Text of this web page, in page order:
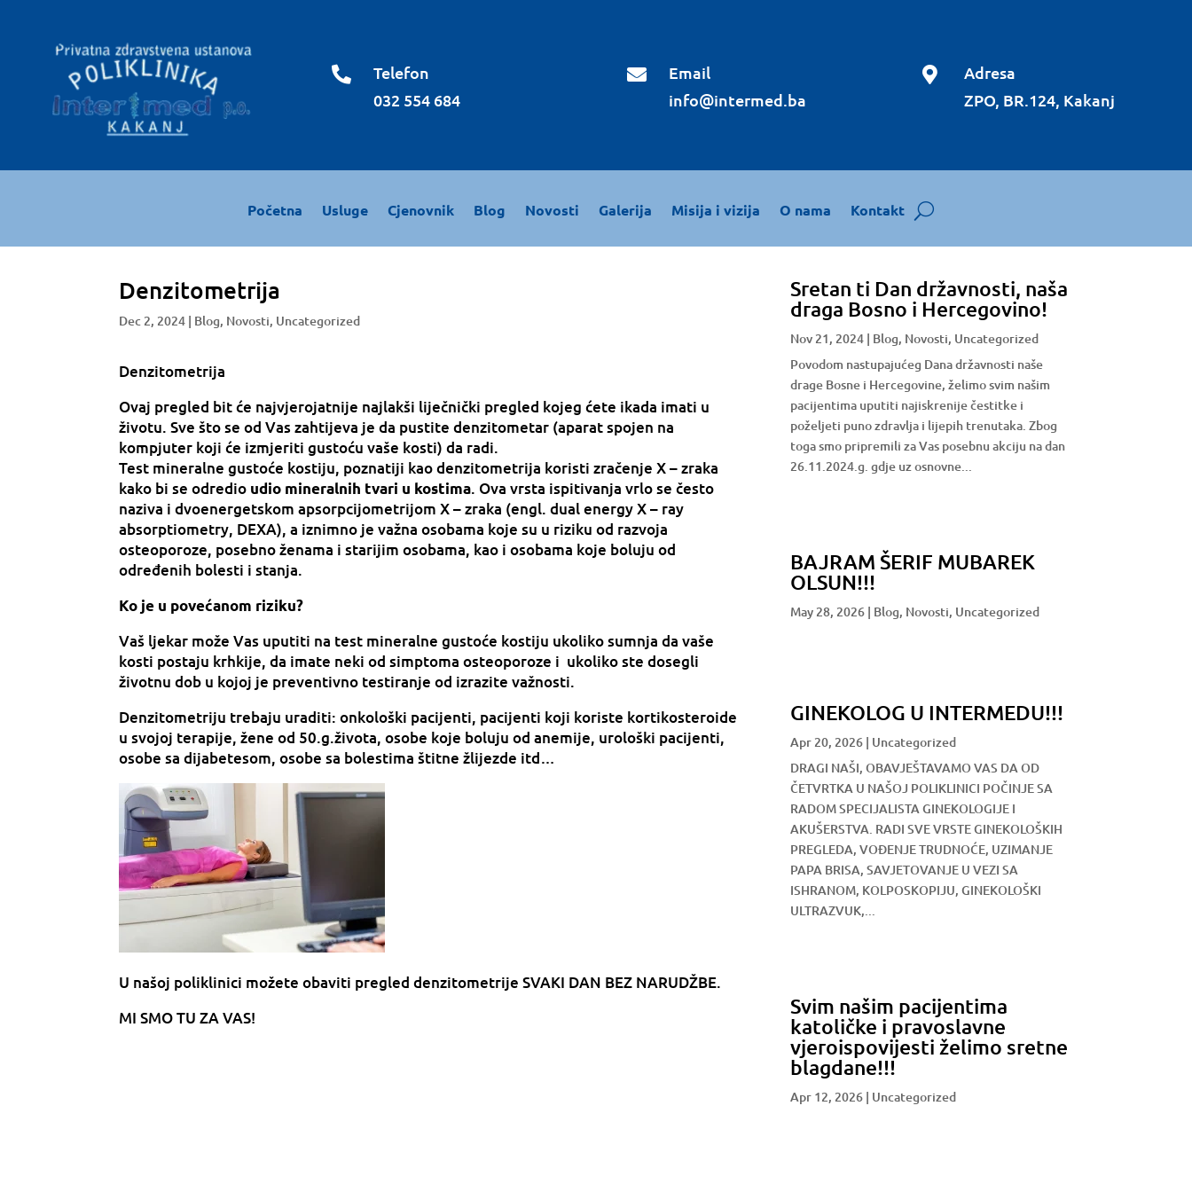

Telefon
032 554 684

Email
info@intermed.ba

Adresa
ZPO, BR.124, Kakanj
Početna Usluge Cjenovnik Blog Novosti Galerija Misija i vizija O nama Kontakt
Denzitometrija
Dec 2, 2024 | Blog, Novosti, Uncategorized
Denzitometrija
Ovaj pregled bit će najvjerojatnije najlakši liječnički pregled kojeg ćete ikada imati u
životu. Sve što se od Vas zahtijeva je da pustite denzitometar (aparat spojen na
kompjuter koji će izmjeriti gustoću vaše kosti) da radi.
Test mineralne gustoće kostiju, poznatiji kao denzitometrija koristi zračenje X – zraka
kako bi se odredio udio mineralnih tvari u kostima. Ova vrsta ispitivanja vrlo se često
naziva i dvoenergetskom apsorpcijometrijom X – zraka (engl. dual energy X – ray
absorptiometry, DEXA), a iznimno je važna osobama koje su u riziku od razvoja
osteoporoze, posebno ženama i starijim osobama, kao i osobama koje boluju od
određenih bolesti i stanja.
Ko je u povećanom riziku?
Vaš ljekar može Vas uputiti na test mineralne gustoće kostiju ukoliko sumnja da vaše
kosti postaju krhkije, da imate neki od simptoma osteoporoze i ukoliko ste dosegli
životnu dob u kojoj je preventivno testiranje od izrazite važnosti.
Denzitometriju trebaju uraditi: onkološki pacijenti, pacijenti koji koriste kortikosteroide
u svojoj terapije, žene od 50.g.života, osobe koje boluju od anemije, urološki pacijenti,
osobe sa dijabetesom, osobe sa bolestima štitne žlijezde itd…
U našoj poliklinici možete obaviti pregled denzitometrije SVAKI DAN BEZ NARUDŽBE.
MI SMO TU ZA VAS!
Sretan ti Dan državnosti, naša
draga Bosno i Hercegovino!
Nov 21, 2024| Blog, Novosti, Uncategorized
Povodom nastupajućeg Dana državnosti naše
drage Bosne i Hercegovine, želimo svim našim
pacijentima uputiti najiskrenije čestitke i
poželjeti puno zdravlja i lijepih trenutaka. Zbog
toga smo pripremili za Vas posebnu akciju na dan
26.11.2024.g. gdje uz osnovne...
BAJRAM ŠERIF MUBAREK
OLSUN!!!
May 28, 2026| Blog, Novosti, Uncategorized
GINEKOLOG U INTERMEDU!!!
Apr 20, 2026| Uncategorized
DRAGI NAŠI, OBAVJEŠTAVAMO VAS DA OD
ČETVRTKA U NAŠOJ POLIKLINICI POČINJE SA
RADOM SPECIJALISTA GINEKOLOGIJE I
AKUŠERSTVA. RADI SVE VRSTE GINEKOLOŠKIH
PREGLEDA, VOĐENJE TRUDNOĆE, UZIMANJE
PAPA BRISA, SAVJETOVANJE U VEZI SA
ISHRANOM, KOLPOSKOPIJU, GINEKOLOŠKI
ULTRAZVUK,...
Svim našim pacijentima
katoličke i pravoslavne
vjeroispovijesti želimo sretne
blagdane!!!
Apr 12, 2026| Uncategorized